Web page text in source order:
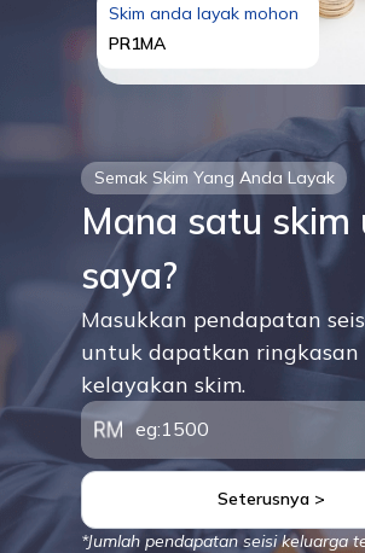
Semak Skim Yang Anda Layak
Mana satu skim
saya?
Masukkan pendapatan
untuk dapatkan ringkasan
kelayakan skim.
Seterusnya >
*Jumlah pendapatan seisi keluarga
Skim anda layak mohon
PR1MA